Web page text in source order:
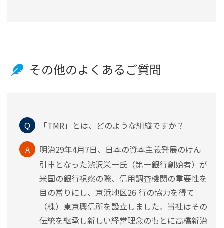
その他のよくあるご質問
Q
「TMR」とは、どのような組織ですか？
A
明治29年4月7日、日本の資本主義発展のけん
引車となった渋沢栄一氏（第一銀行創始者）が
米国の銀行視察の際、信用調査機関の重要性を
目の當りにし、京浜地区26 行の協力を得て
（株）東京興信所を設立しました。当社はその
伝統を継承し新しい経営理念のもとに高橋新治